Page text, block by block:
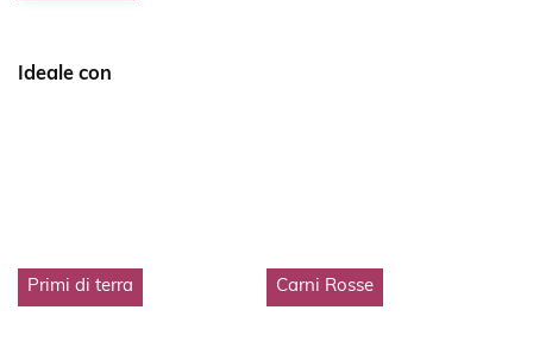
Ideale con
Primi di terra Carni Rosse